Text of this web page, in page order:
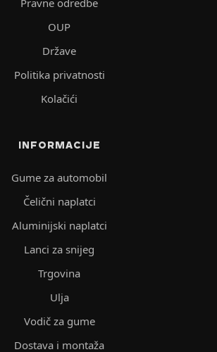
OUP
Države
Politika privatnosti
Kolačići
INFORMACIJE
Gume za automobil
Čelični naplatci
Aluminijski naplatci
Lanci za snijeg
Trgovina
Ulja
Vodič za gume
Dostava i montaža